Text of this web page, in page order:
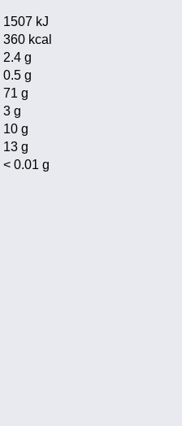
1507 kJ
360 kcal
2.4 g
0.5 g
71 g
3 g
10 g
13 g
< 0.01 g